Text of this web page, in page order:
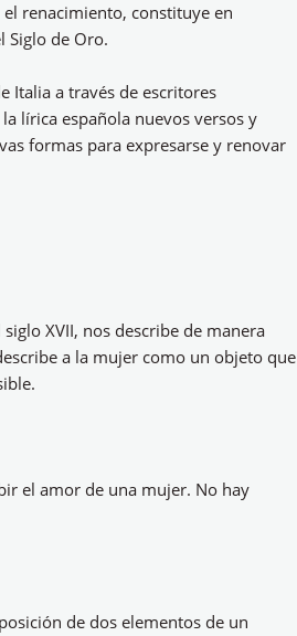
renacimiento, constituye en
Siglo de Oro.
Italia a través de escritores
lírica española nuevos versos y
formas para expresarse y renovar
XVII, nos describe de manera
a la mujer como un objeto que
el amor de una mujer. No hay
de dos elementos de un